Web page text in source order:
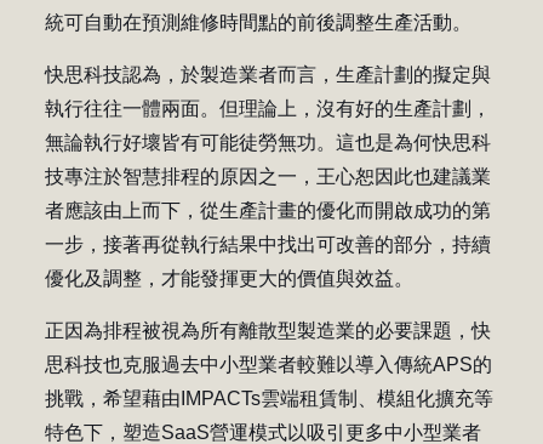
統可自動在預測維修時間點的前後調整生產活動。
快思科技認為，於製造業者而言，生產計劃的擬定與
執行往往一體兩面。但理論上，沒有好的生產計劃，
無論執行好壞皆有可能徒勞無功。這也是為何快思科
技專注於智慧排程的原因之一，王心恕因此也建議業
者應該由上而下，從生產計畫的優化而開啟成功的第
一步，接著再從執行結果中找出可改善的部分，持續
優化及調整，才能發揮更大的價值與效益。
正因為排程被視為所有離散型製造業的必要課題，快
思科技也克服過去中小型業者較難以導入傳統APS的
挑戰，希望藉由IMPACTs雲端租賃制、模組化擴充等
特色下，塑造SaaS營運模式以吸引更多中小型業者